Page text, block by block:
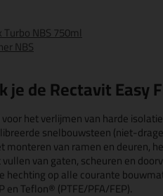
NBS 750ml
NBS
je deRectavit Easy
het verlijmen van harde
snelbouwsteen (niet-
monteren van ramen en deuren,
van gaten, scheuren en
hechting op alle courante
en Teflon® (PTFE/PFA/FEP).